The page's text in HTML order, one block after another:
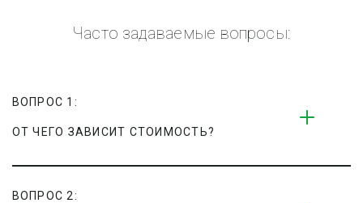
Часто задаваемые вопросы:
ВОПРОС 1:
ОТ ЧЕГО ЗАВИСИТ СТОИМОСТЬ?
ВОПРОС 2: